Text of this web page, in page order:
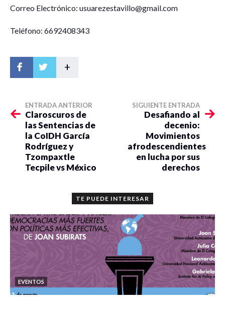
Correo Electrónico: usuarezestavillo@gmail.com
Teléfono: 6692408343
+
ENTRADA ANTERIOR
Claroscuros de
las Sentencias de
la CoIDH García
Rodríguez y
Tzompaxtle
Tecpile vs México
SIGUIENTE ENTRADA
Desafiando al
decenio:
Movimientos
afrodescendientes
en lucha por sus
derechos
TE PUEDE INTERESAR
EVENTOS